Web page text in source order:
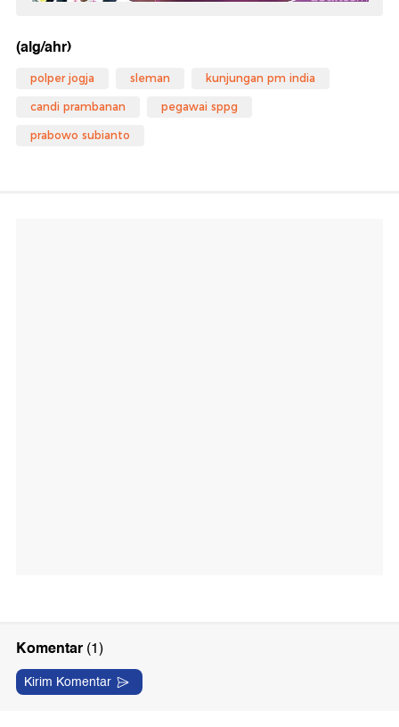
(alg/ahr)
polper jogja sleman kunjungan pm india
candi prambanan pegawai sppg
prabowo subianto